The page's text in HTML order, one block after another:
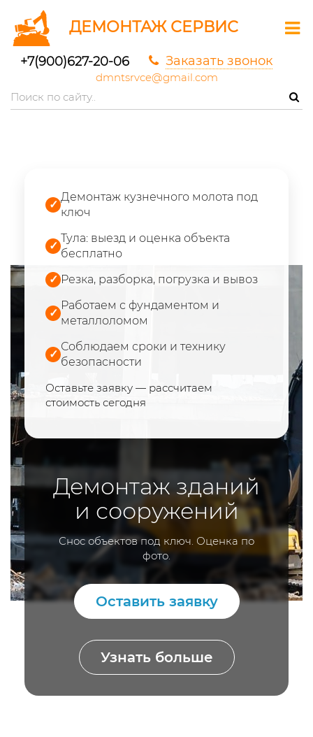
ДЕМОНТАЖ СЕРВИС
+7(900)627-20-06
dmntsrvce@gmail.com
Заказать звонок
✓
Демонтаж кузнечного молота под
ключ
✓
Тула: выезд и оценка объекта
бесплатно
✓ Резка, разборка, погрузка и вывоз
✓
Работаем с фундаментом и
металлоломом
✓
Соблюдаем сроки и технику
безопасности
Оставьте заявку — рассчитаем
стоимость сегодня
Демонтаж зданий
и сооружений
Снос объектов под ключ. Оценка по
фото.
Оставить заявку
Узнать больше